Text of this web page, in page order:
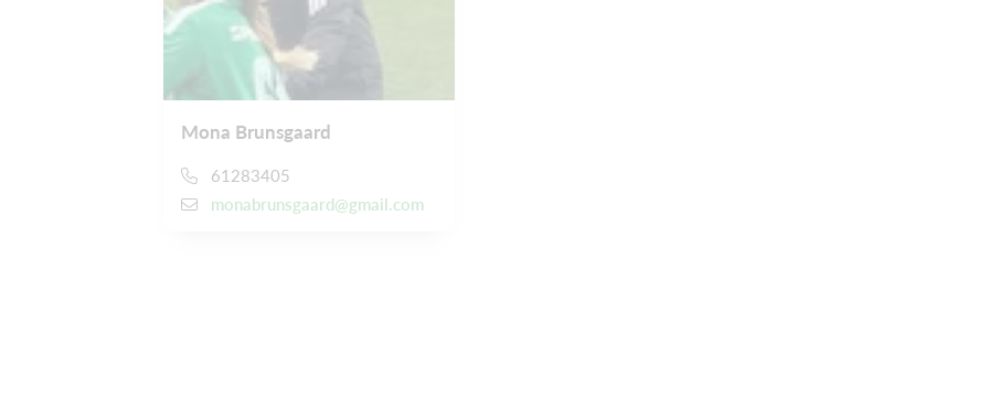
Mona Brunsgaard
61283405
monabrunsgaard@gmail.com